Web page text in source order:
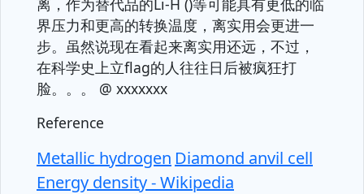
离，作为替代品的Li-H ()等可能具有更低的临
界压力和更高的转换温度，离实用会更进一
步。虽然说现在看起来离实用还远，不过，
在科学史上立flag的人往往日后被疯狂打
脸。。。 @ xxxxxxx
Reference
Metallic hydrogen Diamond anvil cell
Energy density - Wikipedia